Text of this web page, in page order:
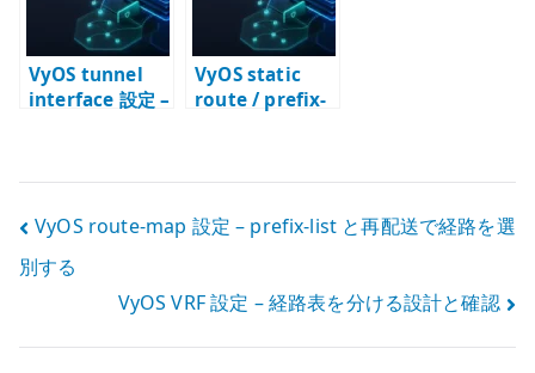
VyOS tunnel
interface 設定 –
み込む
VyOS static
route / prefix-
ける
投
稿
VyOS route-map 設定 – prefix-list と再配送で経路を選
別する
VyOS VRF 設定 – 経路表を分ける設計と確認